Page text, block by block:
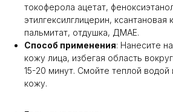
токоферола ацетат,
этилгексилглицерин, ксантановая
пальмитат, отдушка, ДМАЕ.
Способ применения: Нанесите
кожу лица, избегая область
15-20 минут. Смойте теплой водой
кожу.